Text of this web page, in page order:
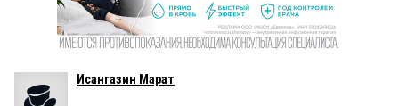
Исангазин Марат